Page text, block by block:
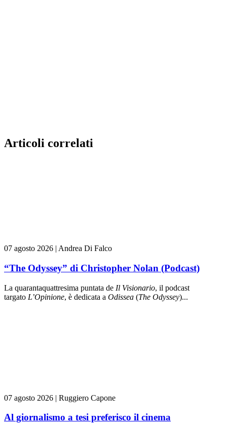
Articoli correlati
07 agosto 2026 | Andrea Di Falco
“The Odyssey” di Christopher Nolan (Podcast)
La quarantaquattresima puntata de Il Visionario, il podcast
targato L’Opinione, è dedicata a Odissea (The Odyssey)...
07 agosto 2026 | Ruggiero Capone
Al giornalismo a tesi preferisco il cinema